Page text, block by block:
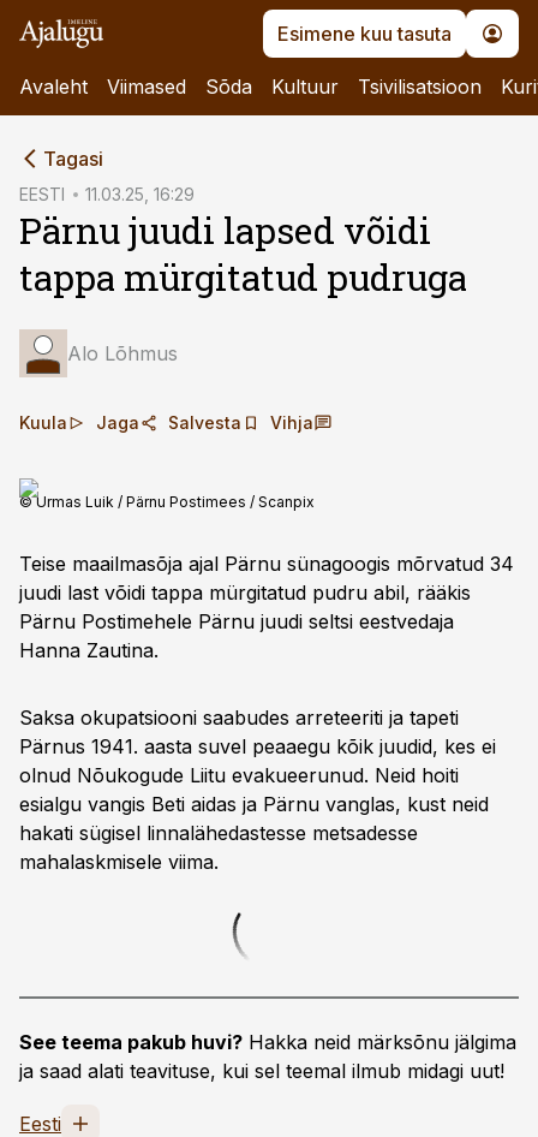
Esimene kuu tasuta
Avaleht Viimased Sõda Kultuur Tsivilisatsioon
Tagasi
EESTI 11.03.25, 16:29
Pärnu juudi lapsed võidi
tappa mürgitatud pudruga
Alo Lõhmus
Kuula Jaga Salvesta Vihja
© Urmas Luik / Pärnu Postimees / Scanpix
Teise maailmasõja ajal Pärnu sünagoogis mõrvatud 34
juudi last võidi tappa mürgitatud pudru abil, rääkis
Pärnu Postimehele Pärnu juudi seltsi eestvedaja
Hanna Zautina.
Saksa okupatsiooni saabudes arreteeriti ja tapeti
Pärnus 1941. aasta suvel peaaegu kõik juudid, kes ei
olnud Nõukogude Liitu evakueerunud. Neid hoiti
esialgu vangis Beti aidas ja Pärnu vanglas, kust neid
hakati sügisel linnalähedastesse metsadesse
mahalaskmisele viima.
See teema pakub huvi? Hakka neid märksõnu jälgima
ja saad alati teavituse, kui sel teemal ilmub midagi uut!
Eesti